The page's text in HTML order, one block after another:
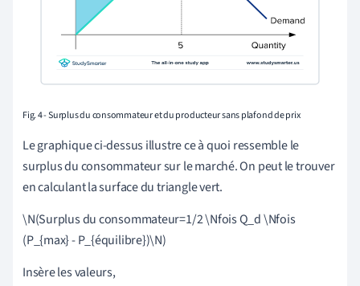
Fig. 4 - Surplus du consommateur et du producteur sans plafond de prix
Le graphique ci-dessus illustre ce à quoi ressemble le
surplus du consommateur sur le marché. On peut le trouver
en calculant la surface du triangle vert.
\N(Surplus du consommateur=1/2 \Nfois Q_d \Nfois
(P_{max} - P_{équilibre})\N)
Insère les valeurs,